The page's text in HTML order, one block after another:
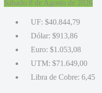
Sábado 8 de Agosto de 2026
UF: $40.844,79
Dólar: $913,86
Euro: $1.053,08
UTM: $71.649,00
Libra de Cobre: 6,45